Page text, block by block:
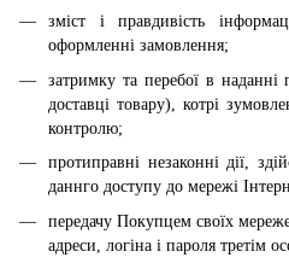
зміст і правдивість
оформленні замовлення;
затримку та перебої в
доставці товару), котрі
контролю;
протиправні незаконні дії,
даннго доступу до мережі
передачу Покупцем своїх
адреси, логіна і пароля третім